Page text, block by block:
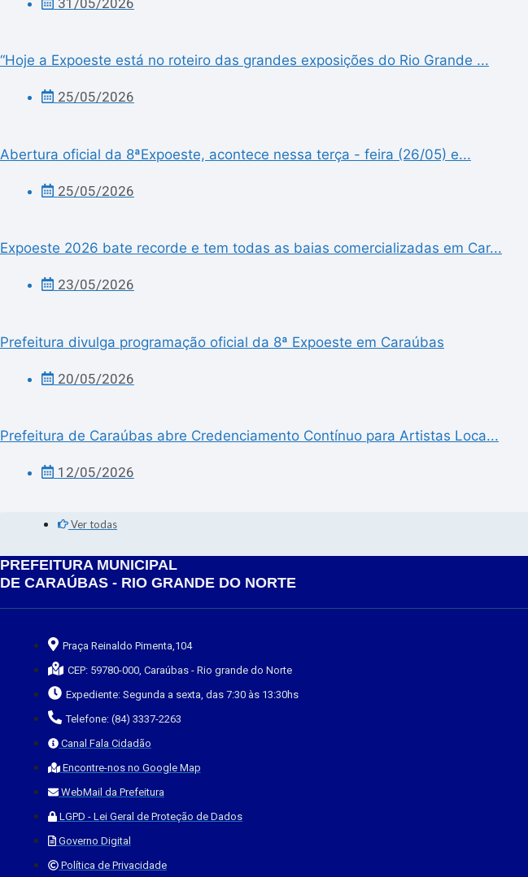
“Hoje a Expoeste está no roteiro das grandes exposições do Rio Grande ...
25/05/2026
Abertura oficial da 8ªExpoeste, acontece nessa terça - feira (26/05) e...
25/05/2026
Expoeste 2026 bate recorde e tem todas as baias comercializadas em Car...
23/05/2026
Prefeitura divulga programação oficial da 8ª Expoeste em Caraúbas
20/05/2026
Prefeitura de Caraúbas abre Credenciamento Contínuo para Artistas Loca...
12/05/2026
Ver todas
PREFEITURA MUNICIPAL
DE CARAÚBAS - RIO GRANDE DO NORTE
Praça Reinaldo Pimenta,104
CEP: 59780-000, Caraúbas - Rio grande do Norte
Expediente: Segunda a sexta, das 7:30 às 13:30hs
Telefone: (84) 3337-2263
Canal Fala Cidadão
Encontre-nos no Google Map
WebMail da Prefeitura
LGPD - Lei Geral de Proteção de Dados
Governo Digital
Política de Privacidade